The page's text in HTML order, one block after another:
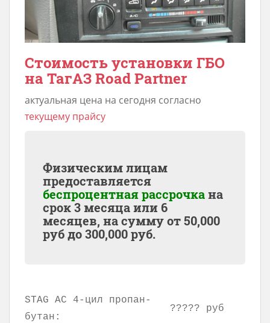
Стоимость установки ГБО
на ТагАЗ Road Partner
актуальная цена на сегодня согласно
текущему прайсу
Физическим лицам
предоставляется
беспроцентная рассрочкана
срок 3 месяца или 6
месяцев, на сумму от50,000
руб до300,000руб.
STAG AC 4-цил пропан-
бутан:
????? руб